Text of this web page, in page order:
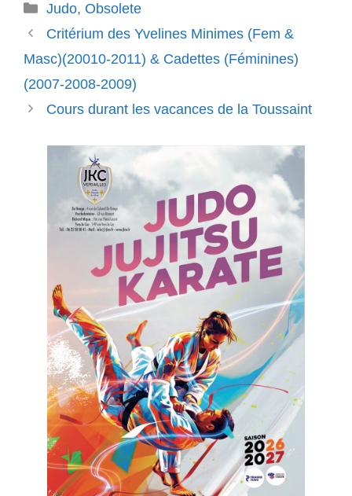
Catégories
Judo, Obsolete
Critérium des Yvelines Minimes (Fem &
Masc)(20010-2011) & Cadettes (Féminines)
(2007-2008-2009)
Cours durant les vacances de la Toussaint